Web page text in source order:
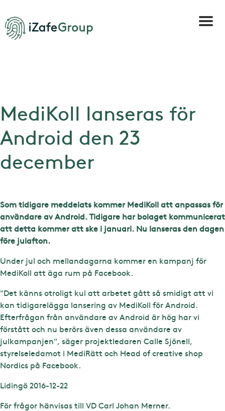
MediKoll lanseras för
Android den 23
december
Som tidigare meddelats kommer MediKoll att anpassas för
användare av Android. Tidigare har bolaget kommunicerat
att detta kommer att ske i januari. Nu lanseras den dagen
före julafton.
Under jul och mellandagarna kommer en kampanj för
MediKoll att äga rum på Facebook.
"Det känns otroligt kul att arbetet gått så smidigt att vi
kan tidigarelägga lansering av MediKoll för Android.
Efterfrågan från användare av Android är hög har vi
förstått och nu berörs även dessa användare av
julkampanjen", säger projektledaren Calle Sjönell,
styrelseledamot i MediRätt och Head of creative shop
Nordics på Facebook.
Lidingö 2016-12-22
För frågor hänvisas till VD Carl Johan Merner.